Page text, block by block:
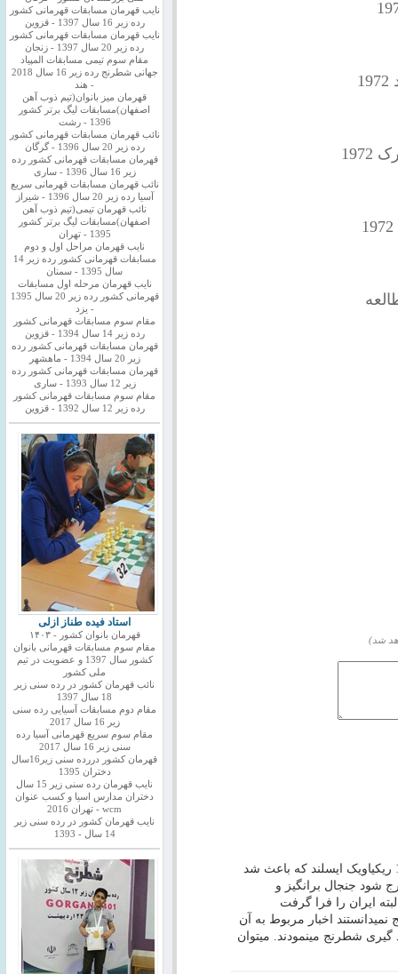
شد)
رویارویی فیشر و اسپاسکی در سال 1972 ریکیاویک ایسلند که باعث شد
شود جنجال برانگیز و
ایران را فرا گرفت
اخبار مربوط به آن
گیری شطرنج مینمودند. میتوان
نایب قهرمان مسابقات قهرمانی کشور
رده زیر 16 سال 1397 - قزوین
نایب قهرمان مسابقات قهرمانی کشور
رده زیر 20 سال 1397 - زنجان
مقام سوم تیمی مسابقات المپیاد
جهانی شطرنج رده زیر 16 سال 2018
- هند
قهرمان میز بانوان(تیم ذوب آهن
اصفهان)مسابقات لیگ برتر کشور
1396 - رشت
نائب قهرمان مسابقات قهرمانی کشور
رده زیر 20 سال 1396 - گرگان
قهرمان مسابقات قهرمانی کشور رده
زیر 16 سال 1396 - ساری
نائب قهرمان مسابقات قهرمانی سریع
آسیا رده زیر 20 سال 1396 - شیراز
نائب قهرمان تیمی(تیم ذوب آهن
اصفهان)مسابقات لیگ برتر کشور
1395 - تهران
نایب قهرمان مراحل اول و دوم
مسابقات قهرمانی کشور رده زیر 14
سال 1395 - سمنان
نایب قهرمان مرحله اول مسابقات
قهرمانی کشور رده زیر 20 سال 1395
- یزد
مقام سوم مسابقات قهرمانی کشور
رده زیر 14 سال 1394 - قزوین
قهرمان مسابقات قهرمانی کشور رده
زیر 20 سال 1394 - ماهشهر
قهرمان مسابقات قهرمانی کشور رده
زیر 12 سال 1393 - ساری
مقام سوم مسابقات قهرمانی کشور
رده زیر 12 سال 1392 - قزوین
استاد فیده طناز ازلی
قهرمان بانوان کشور - ۱۴۰۳
مقام سوم مسابقات قهرمانی بانوان
کشور سال 1397 و عضویت در تیم
ملی کشور
نائب قهرمان کشور در رده سنی زیر
18 سال 1397
مقام دوم مسابقات آسیایی رده سنی
زیر 16 سال 2017
مقام سوم سریع قهرمانی آسیا رده
سنی زیر 16 سال 2017
قهرمان کشور دررده سنی زیر16سال
دختران 1395
نایب قهرمان رده سنی زیر 15 سال
دختران مدارس اسیا و کسب عنوان
wcm - تهران 2016
نایب قهرمان کشور در رده سنی زیر
14 سال - 1393